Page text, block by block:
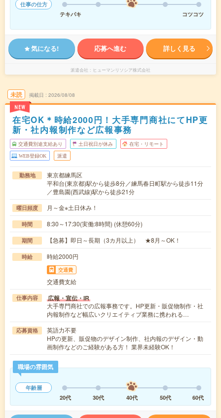
仕事の仕方
テキパキ
コツコツ
気になる! 応募へ進む 詳しく見る
派遣会社 ヒューマンリソシア株式会社
未読
NEW
掲載日 2026/08/08
在宅OK＊時給2000円！大手専門商社にてHP更
新・社内報制作など広報事務
交通費別途支給あり 土日祝日が休み 在宅・リモート
WEB登録OK 派遣
勤務地
東京都練馬区
平和台(東京都)駅から徒歩8分／練馬春日町駅から徒歩11分
／豊島園(西武線)駅から徒歩21分
曜日頻度 月～金※土日休み！
時間 8:30～17:30(実働:8時間) (休憩60分)
期間 【急募】即日～長期（3カ月以上） ★8月～OK！
時給 時給2000円
交通費
交通費支給
仕事内容 広報・宣伝・IR
大手専門商社での広報事務です。HP更新・販促物制作・社
内報制作など幅広いクリエイティブ業務に携われる…
応募資格
英語力不要
HPの更新、販促物のデザイン制作、社内報のデザイン・動
画制作などのご経験がある方！ 業界未経験OK！
職場の雰囲気
年齢層
20代
30代 40代 50代 60代